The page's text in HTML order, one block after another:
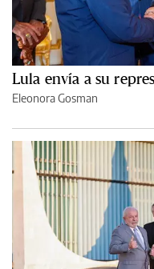
Lula envía a su
Eleonora Gosman